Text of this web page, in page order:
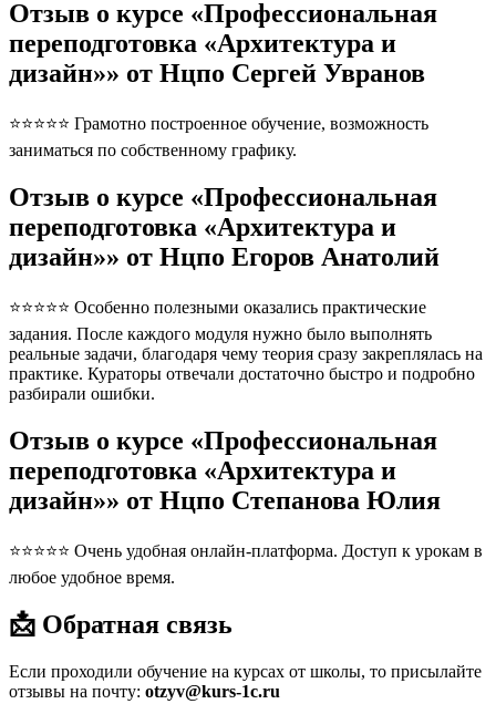
Отзыв о курсе «Профессиональная
переподготовка «Архитектура и
дизайн»» от Нцпо Сергей Увранов
⭐⭐⭐⭐⭐ Грамотно построенное обучение, возможность
заниматься по собственному графику.
Отзыв о курсе «Профессиональная
переподготовка «Архитектура и
дизайн»» от Нцпо Егоров Анатолий
⭐⭐⭐⭐⭐ Особенно полезными оказались практические
задания. После каждого модуля нужно было выполнять
реальные задачи, благодаря чему теория сразу закреплялась на
практике. Кураторы отвечали достаточно быстро и подробно
разбирали ошибки.
Отзыв о курсе «Профессиональная
переподготовка «Архитектура и
дизайн»» от Нцпо Степанова Юлия
⭐⭐⭐⭐⭐ Очень удобная онлайн-платформа. Доступ к урокам в
любое удобное время.
📩 Обратная связь
Если проходили обучение на курсах от школы, то присылайте
отзывы на почту: otzyv@kurs-1c.ru